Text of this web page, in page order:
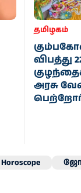
தமிழகம்
விபத்து
அரசு